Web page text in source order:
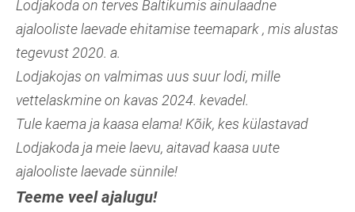
Lodjakoda on terves Baltikumis ainulaadne
ajalooliste laevade ehitamise teemapark , mis alustas
tegevust 2020. a.
Lodjakojas on valmimas uus suur lodi, mille
vettelaskmine on kavas 2024. kevadel.
Tule kaema ja kaasa elama! Kõik, kes külastavad
Lodjakoda ja meie laevu, aitavad kaasa uute
ajalooliste laevade sünnile!
Teeme veel ajalugu!